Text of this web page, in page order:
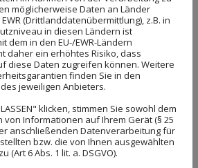
um die Installation Ihrer neuen
Küche.
LAGO öffnet sich
verstehen wir alle
möglicherweise Daten an Länder
(Drittlanddatenübermittlung), z.B. in
in diesen Ländern ist
dem in den EU-/EWR-Ländern
daher ein erhöhtes Risiko, dass
diese Daten zugreifen können. Weitere
finden Sie in den
jeweiligen Anbieters.
klicken, stimmen Sie sowohl dem
von Informationen auf Ihrem Gerät (§ 25
anschließenden Datenverarbeitung für
bzw. die von Ihnen ausgewählten
(Art 6 Abs. 1 lit. a. DSGVO).